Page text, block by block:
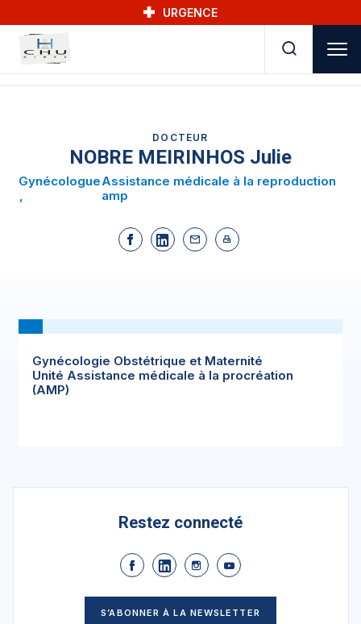
URGENCE
DOCTEUR
NOBRE MEIRINHOS Julie
GynécologueAssistance médicale à la reproduction
amp
Gynécologie Obstétrique et Maternité
Unité Assistance médicale à la procréation
(AMP)
Restez connecté
S’ABONNER À LA NEWSLETTER